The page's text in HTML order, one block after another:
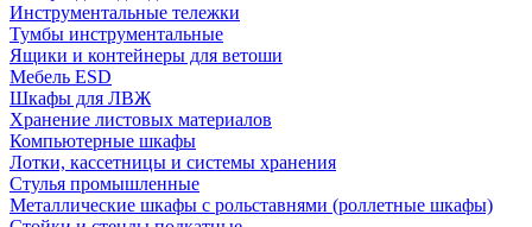
Инструментальные тележки
Тумбы инструментальные
Ящики и контейнеры для ветоши
Мебель ESD
Шкафы для ЛВЖ
Хранение листовых материалов
Компьютерные шкафы
Лотки, кассетницы и системы хранения
Стулья промышленные
Металлические шкафы с рольставнями (роллетные шкафы)